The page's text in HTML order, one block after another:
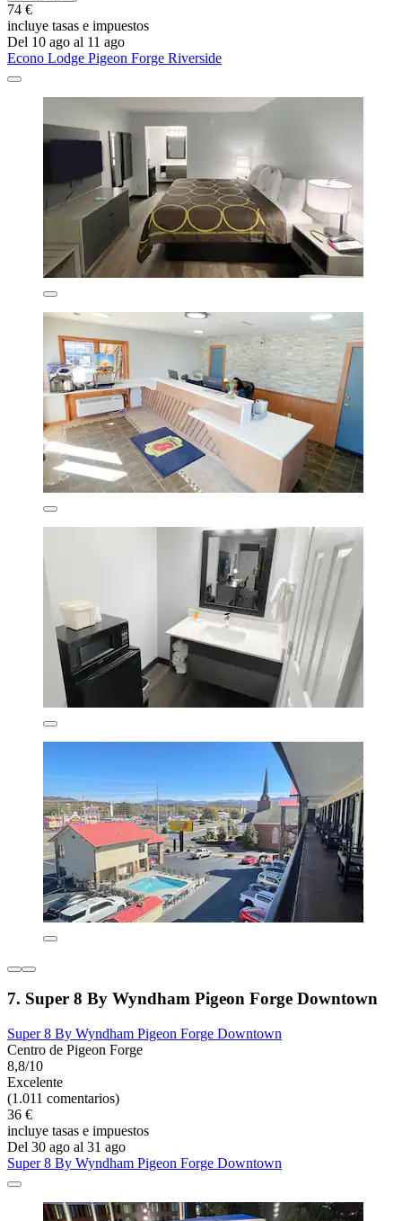
74 €
incluye tasas e impuestos
Del 10 ago al 11 ago
Econo Lodge Pigeon Forge Riverside
7. Super 8 By Wyndham Pigeon Forge Downtown
Super 8 By Wyndham Pigeon Forge Downtown
Centro de Pigeon Forge
8,8/10
Excelente
(1.011 comentarios)
36 €
incluye tasas e impuestos
Del 30 ago al 31 ago
Super 8 By Wyndham Pigeon Forge Downtown